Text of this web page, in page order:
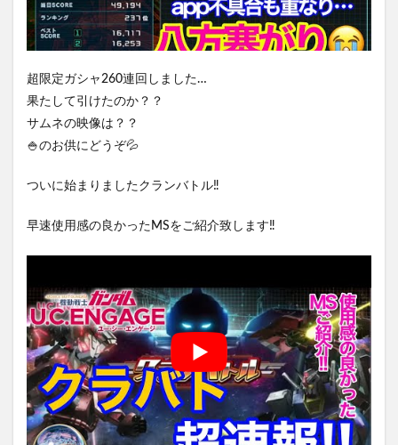
超限定ガシャ260連回しました…
果たして引けたのか？？
サムネの映像は？？
🍚のお供にどうぞ💦
ついに始まりましたクランバトル‼️
早速使用感の良かったMSをご紹介致します‼️